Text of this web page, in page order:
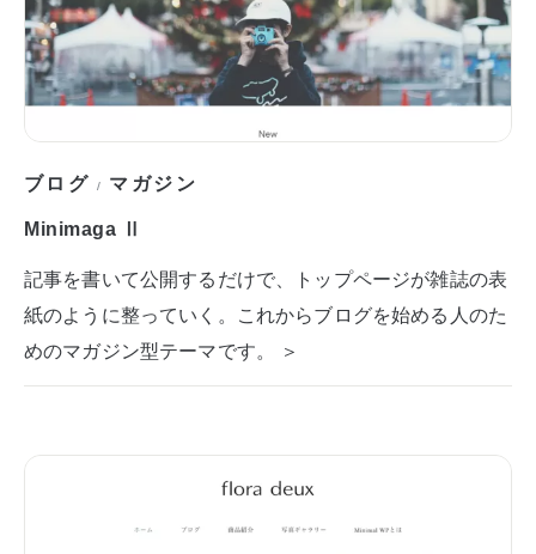
ブログ / マガジン
Minimaga Ⅱ
記事を書いて公開するだけで、トップページが雑誌の表
紙のように整っていく。これからブログを始める人のた
めのマガジン型テーマです。 ＞